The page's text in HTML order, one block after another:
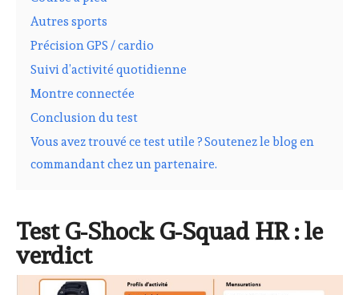
Autres sports
Précision GPS / cardio
Suivi d’activité quotidienne
Montre connectée
Conclusion du test
Vous avez trouvé ce test utile ? Soutenez le blog en
commandant chez un partenaire.
Test G-Shock G-Squad HR : le
verdict